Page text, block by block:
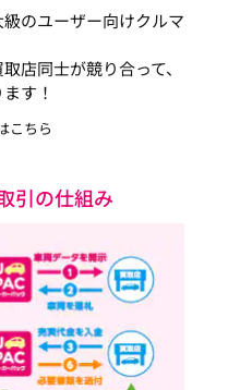
のユーザー向けクルマ
店同士が競り合って、
す！
こちら
引の仕組み